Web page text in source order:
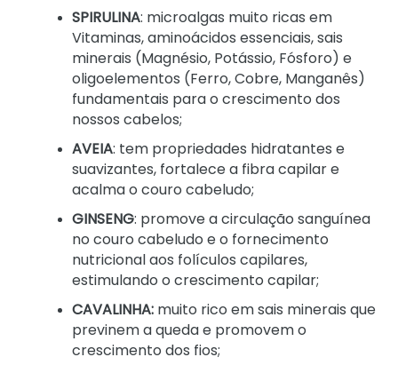
SPIRULINA: microalgas muito ricas em
Vitaminas, aminoácidos essenciais, sais
minerais (Magnésio, Potássio, Fósforo) e
oligoelementos (Ferro, Cobre, Manganês)
fundamentais para o crescimento dos
nossos cabelos;
AVEIA: tem propriedades hidratantes e
suavizantes, fortalece a fibra capilar e
acalma o couro cabeludo;
GINSENG: promove a circulação sanguínea
no couro cabeludo e o fornecimento
nutricional aos folículos capilares,
estimulando o crescimento capilar;
CAVALINHA: muito rico em sais minerais que
previnem a queda e promovem o
crescimento dos fios;